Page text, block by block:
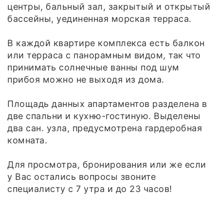
центры, бальный зал, закрытый и открытый
бассейны, уединенная морская терраса.
В каждой квартире комплекса есть балкон
или терраса с панорамным видом, так что
принимать солнечные ванны под шум
прибоя можно не выходя из дома.
Площадь данных апартаментов разделена в
две спальни и кухню-гостиную. Выделены
два сан. узла, предусмотрена гардеробная
комната.
Для просмотра, бронирования или же если
у Вас остались вопросы звоните
специалисту с 7 утра и до 23 часов!